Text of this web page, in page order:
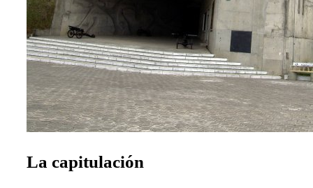
La capitulación